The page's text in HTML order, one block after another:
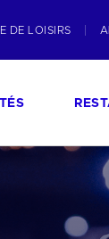
DE LOISIRS